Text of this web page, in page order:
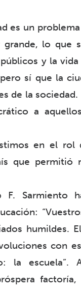
es un
lo que
y la
sí que la
de la
a
en el rol
que permitió
F. Sarmiento
humildes.
con
la escuela”.